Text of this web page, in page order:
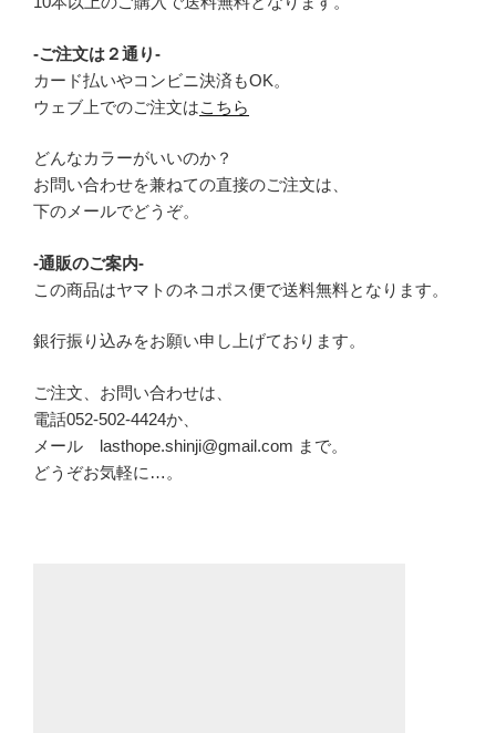
-ご注文は２通り-
カード払いやコンビニ決済もOK。
ウェブ上でのご注文はこちら
どんなカラーがいいのか？
お問い合わせを兼ねての直接のご注文は、
下のメールでどうぞ。
-通販のご案内-
この商品はヤマトのネコポス便で送料無料となります。
銀行振り込みをお願い申し上げております。
ご注文、お問い合わせは、
電話052-502-4424か、
メール lasthope.shinji@gmail.com まで。
どうぞお気軽に…。